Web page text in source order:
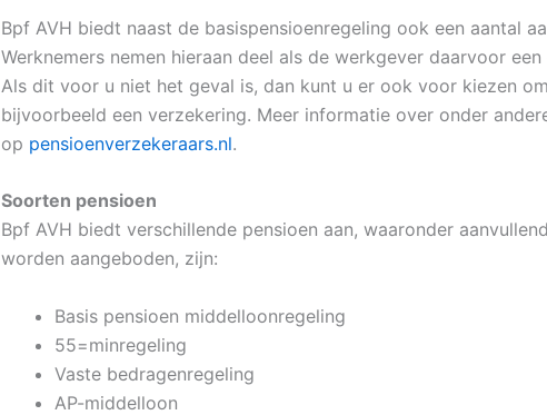
Bpf AVH biedt naast de basispensioenregeling ook een aantal
Werknemers nemen hieraan deel als de werkgever daarvoor
Als dit voor u niet het geval is, dan kunt u er ook voor kiezen
bijvoorbeeld een verzekering. Meer informatie over onder
op pensioenverzekeraars.nl.
Soorten pensioen
Bpf AVH biedt verschillende pensioen aan, waaronder
worden aangeboden, zijn:
Basis pensioen middelloonregeling
55=minregeling
Vaste bedragenregeling
AP-middelloon